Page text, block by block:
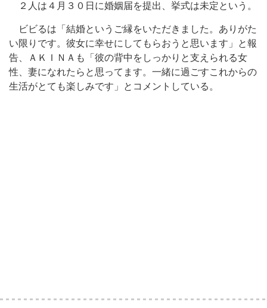
２人は４月３０日に婚姻届を提出、挙式は未定という。
ビビるは「結婚というご縁をいただきました。ありがた
い限りです。彼女に幸せにしてもらおうと思います」と報
告、ＡＫＩＮＡも「彼の背中をしっかりと支えられる女
性、妻になれたらと思ってます。一緒に過ごすこれからの
生活がとても楽しみです」とコメントしている。